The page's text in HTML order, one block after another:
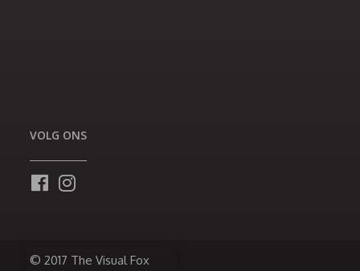
VOLG ONS
© 2017 The Visual Fox